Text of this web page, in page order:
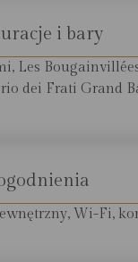
i bary
Les
dei Frati Grand
Wi-Fi,